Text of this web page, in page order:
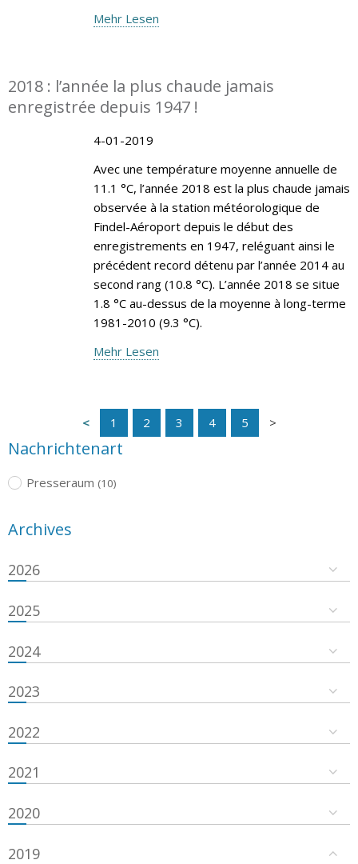
Mehr Lesen
2018 : l’année la plus chaude jamais
enregistrée depuis 1947 !
4-01-2019
Avec une température moyenne annuelle de
11.1 °C, l’année 2018 est la plus chaude jamais
observée à la station météorologique de
Findel-Aéroport depuis le début des
enregistrements en 1947, reléguant ainsi le
précédent record détenu par l’année 2014 au
second rang (10.8 °C). L’année 2018 se situe
1.8 °C au-dessus de la moyenne à long-terme
1981-2010 (9.3 °C).
Mehr Lesen
1 2 3 4 5
Nachrichtenart
Presseraum (10)
Archives
2026
2025
2024
2023
2022
2021
2020
2019